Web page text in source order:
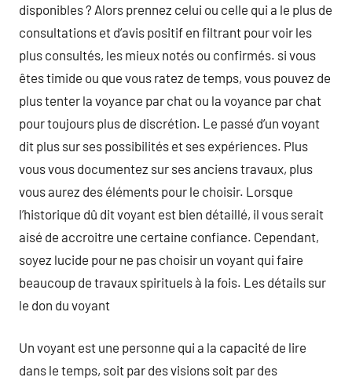
disponibles ? Alors prennez celui ou celle qui a le plus de
consultations et d’avis positif en filtrant pour voir les
plus consultés, les mieux notés ou confirmés. si vous
êtes timide ou que vous ratez de temps, vous pouvez de
plus tenter la voyance par chat ou la voyance par chat
pour toujours plus de discrétion. Le passé d’un voyant
dit plus sur ses possibilités et ses expériences. Plus
vous vous documentez sur ses anciens travaux, plus
vous aurez des éléments pour le choisir. Lorsque
l’historique dû dit voyant est bien détaillé, il vous serait
aisé de accroitre une certaine confiance. Cependant,
soyez lucide pour ne pas choisir un voyant qui faire
beaucoup de travaux spirituels à la fois. Les détails sur
le don du voyant
Un voyant est une personne qui a la capacité de lire
dans le temps, soit par des visions soit par des